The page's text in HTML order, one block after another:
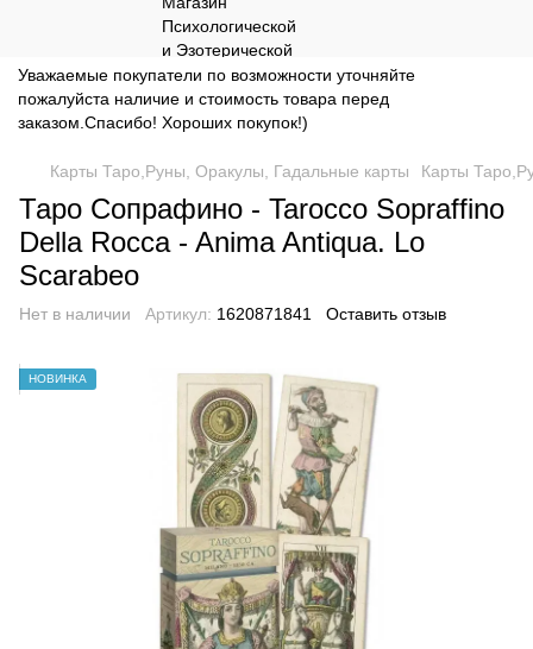
Уважаемые покупатели по возможности уточняйте
пожалуйста наличие и стоимость товара перед
заказом.Спасибо! Хороших покупок!)
Карты Таро,Руны, Оракулы, Гадальные карты Карты
Таро Сопрафино - Tarocco Sopraffino
Della Rocca - Anima Antiqua. Lo
Scarabeo
Нет в наличии Артикул: 1620871841 Оставить отзыв
НОВИНКА